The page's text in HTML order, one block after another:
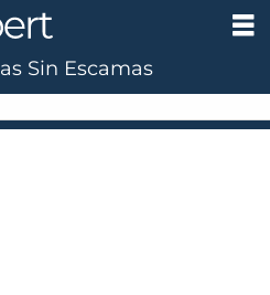
Sin Escamas